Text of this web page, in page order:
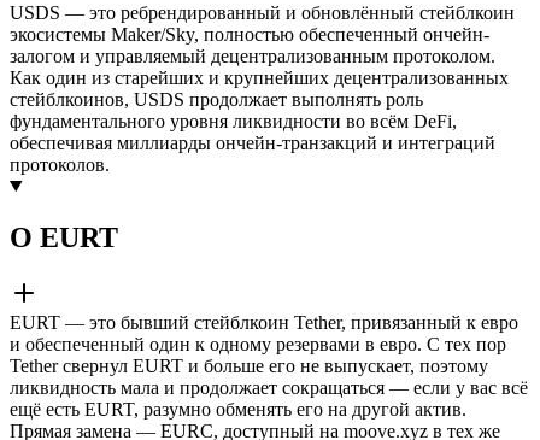
USDS — это ребрендированный и обновлённый стейблкоин
экосистемы Maker/Sky, полностью обеспеченный ончейн-
залогом и управляемый децентрализованным протоколом.
Как один из старейших и крупнейших децентрализованных
стейблкоинов, USDS продолжает выполнять роль
фундаментального уровня ликвидности во всём DeFi,
обеспечивая миллиарды ончейн-транзакций и интеграций
протоколов.
О EURT
EURT — это бывший стейблкоин Tether, привязанный к евро
и обеспеченный один к одному резервами в евро. С тех пор
Tether свернул EURT и больше его не выпускает, поэтому
ликвидность мала и продолжает сокращаться — если у вас всё
ещё есть EURT, разумно обменять его на другой актив.
Прямая замена — EURC, доступный на moove.xyz в тех же